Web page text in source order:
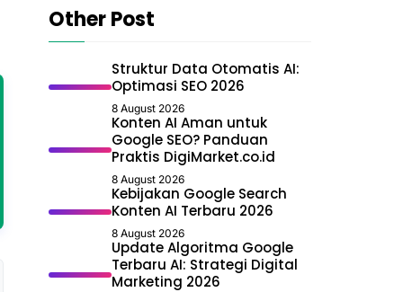
Other Post
Struktur Data Otomatis AI:
Optimasi SEO 2026
8 August 2026
Konten AI Aman untuk
Google SEO? Panduan
Praktis DigiMarket.co.id
8 August 2026
Kebijakan Google Search
Konten AI Terbaru 2026
8 August 2026
Update Algoritma Google
Terbaru AI: Strategi Digital
Marketing 2026